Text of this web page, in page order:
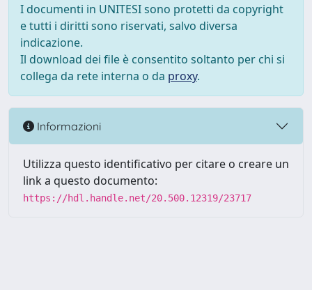
I documenti in UNITESI sono protetti da copyright
e tutti i diritti sono riservati, salvo diversa
indicazione.
Il download dei file è consentito soltanto per chi si
collega da rete interna o da proxy.
Informazioni
Utilizza questo identificativo per citare o creare un
link a questo documento:
https://hdl.handle.net/20.500.12319/23717